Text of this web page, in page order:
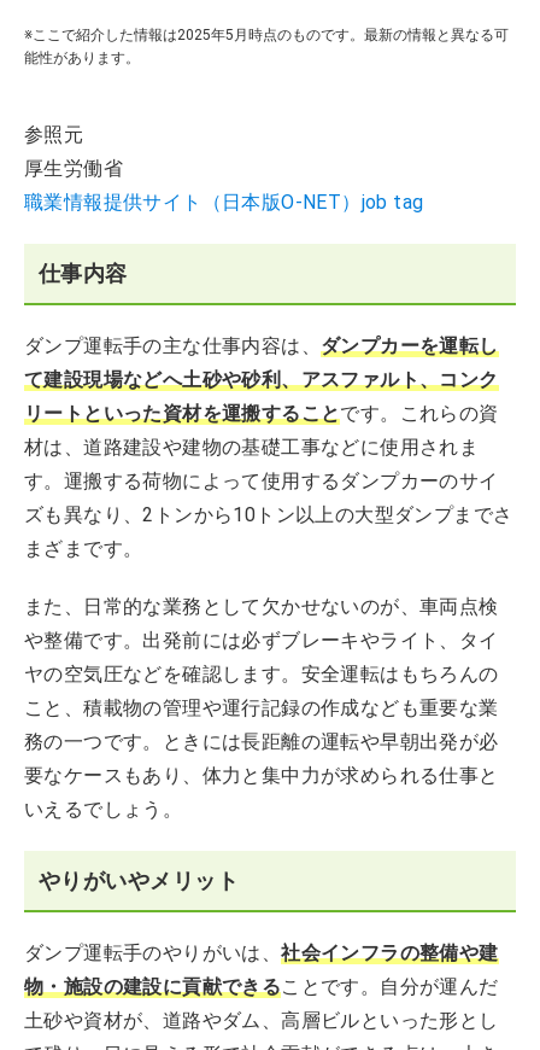
※ここで紹介した情報は2025年5月時点のものです。最新の情報と異なる可
能性があります。
参照元
厚生労働省
職業情報提供サイト（日本版O-NET）job tag
仕事内容
ダンプ運転手の主な仕事内容は、 ダンプカーを運転し
て建設現場などへ土砂や砂利、アスファルト、コンク
リートといった資材を運搬することです。これらの資
材は、道路建設や建物の基礎工事などに使用されま
す。運搬する荷物によって使用するダンプカーのサイ
ズも異なり、2トンから10トン以上の大型ダンプまでさ
まざまです。
また、日常的な業務として欠かせないのが、車両点検
や整備です。出発前には必ずブレーキやライト、タイ
ヤの空気圧などを確認します。安全運転はもちろんの
こと、積載物の管理や運行記録の作成なども重要な業
務の一つです。ときには長距離の運転や早朝出発が必
要なケースもあり、体力と集中力が求められる仕事と
いえるでしょう。
やりがいやメリット
ダンプ運転手のやりがいは、社会インフラの整備や建
物・施設の建設に貢献できることです。自分が運んだ
土砂や資材が、道路やダム、高層ビルといった形とし